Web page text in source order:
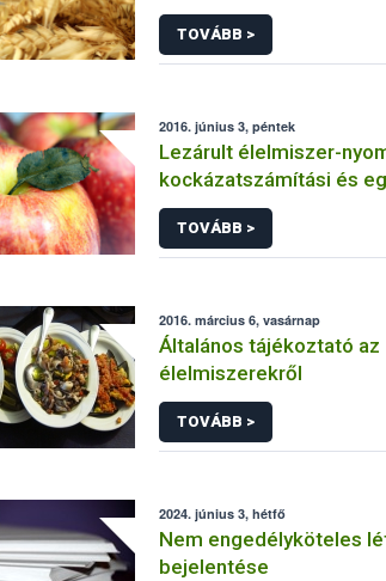
előírások
TOVÁBB >
2016. június 3, péntek
Lezárult élelmiszer-
kockázatszámítási és
kutatások
TOVÁBB >
2016. március 6, vasárnap
Általános tájékoztató az
élelmiszerekről
TOVÁBB >
2024. június 3, hétfő
Nem engedélyköteles
bejelentése